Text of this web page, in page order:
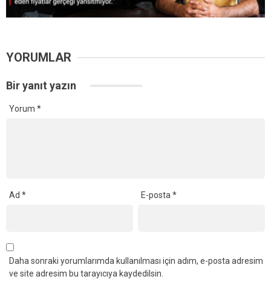
YORUMLAR
Bir yanıt yazın
Yorum *
Ad * E-posta*
Daha sonraki yorumlarımda kullanılması için adım, e-posta adresim
ve site adresim bu tarayıcıya kaydedilsin.